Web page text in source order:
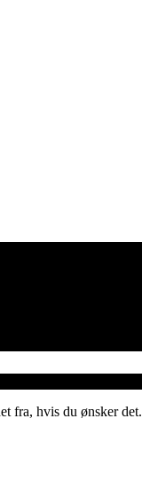
fra, hvis du ønsker det.